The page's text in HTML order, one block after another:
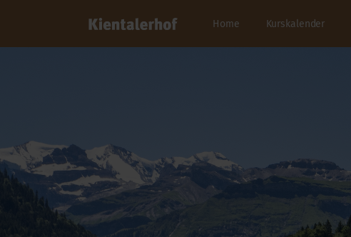
Home Kurskalender